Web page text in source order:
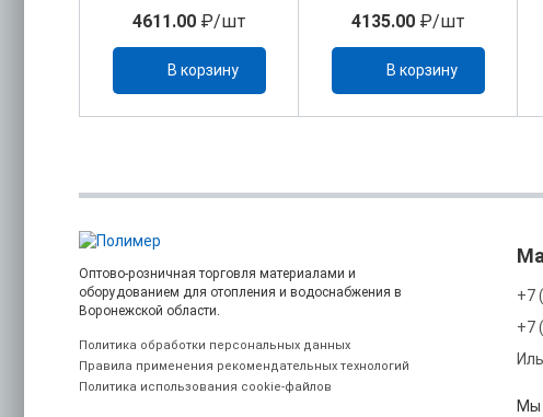
4611.00 ₽/шт
В корзину
4135.00 ₽/шт
В корзину
Оптово-розничная торговля материалами и
оборудованием для отопления и водоснабжения в
Воронежской области.
Политика обработки персональных данных
Правила применения рекомендательных технологий
Политика использования cookie-файлов
+7
+7
Мы